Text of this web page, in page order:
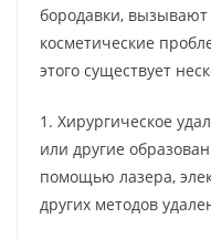
бородавки,
косметические
этого существует
1. Хирургическое
или другие
помощью лазера,
других методов